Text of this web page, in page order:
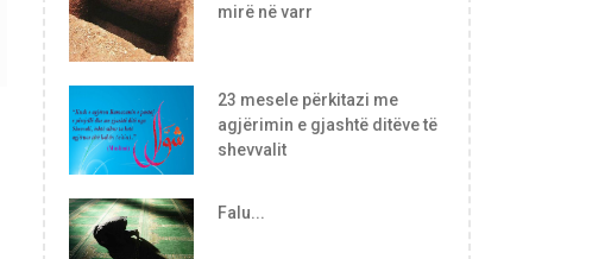
mirë në varr
23 mesele përkitazi me
agjërimin e gjashtë ditëve të
shevvalit
Falu...